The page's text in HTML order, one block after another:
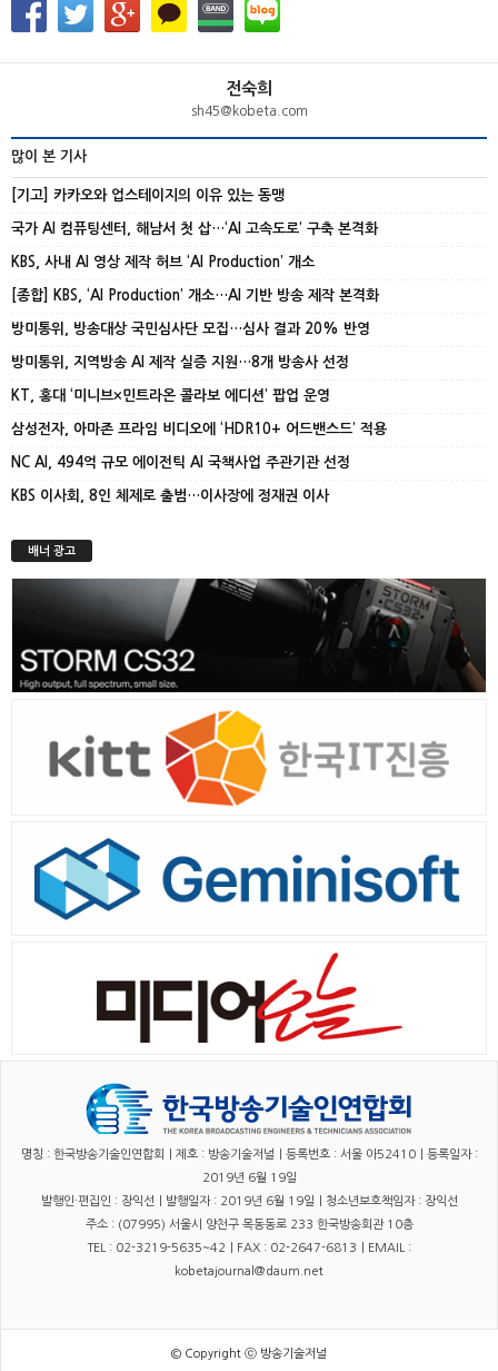
전숙희
sh45@kobeta.com
많이 본 기사
[기고] 카카오와 업스테이지의 이유 있는 동맹
국가 AI 컴퓨팅센터, 해남서 첫 삽…‘AI 고속도로’ 구축 본격화
KBS, 사내 AI 영상 제작 허브 ‘AI Production’ 개소
[종합] KBS, ‘AI Production’ 개소…AI 기반 방송 제작 본격화
방미통위, 방송대상 국민심사단 모집…심사 결과 20% 반영
방미통위, 지역방송 AI 제작 실증 지원…8개 방송사 선정
KT, 홍대 ‘미니브×민트라온 콜라보 에디션’ 팝업 운영
삼성전자, 아마존 프라임 비디오에 ‘HDR10+ 어드밴스드’ 적용
NC AI, 494억 규모 에이전틱 AI 국책사업 주관기관 선정
KBS 이사회, 8인 체제로 출범…이사장에 정재권 이사
배너 광고
명칭 : 한국방송기술인연합회｜제호 : 방송기술저널｜등록번호 : 서울 아52410｜등록일자 :
2019년 6월 19일
발행인·편집인 : 장익선｜발행일자 : 2019년 6월 19일｜청소년보호책임자 : 장익선
주소 : (07995) 서울시 양천구 목동동로 233 한국방송회관 10층
TEL : 02-3219-5635~42｜FAX : 02-2647-6813｜EMAIL :
kobetajournal@daum.net
© Copyright ⓒ 방송기술저널